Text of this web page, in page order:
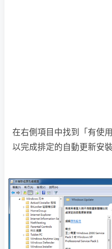
在右側項目中找到「有使
以完成排定的自動更新安